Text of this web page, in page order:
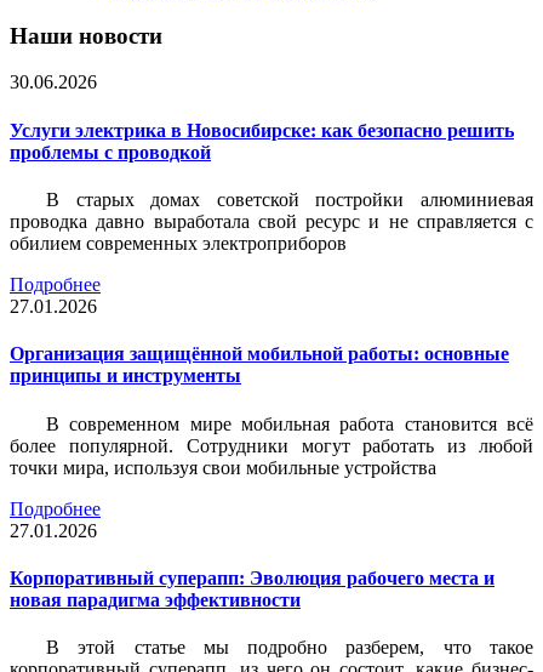
Наши новости
30.06.2026
Услуги электрика в Новосибирске: как безопасно решить
проблемы с проводкой
В старых домах советской постройки алюминиевая
проводка давно выработала свой ресурс и не справляется с
обилием современных электроприборов
Подробнее
27.01.2026
Организация защищённой мобильной работы: основные
принципы и инструменты
В современном мире мобильная работа становится всё
более популярной. Сотрудники могут работать из любой
точки мира, используя свои мобильные устройства
Подробнее
27.01.2026
Корпоративный суперапп: Эволюция рабочего места и
новая парадигма эффективности
В этой статье мы подробно разберем, что такое